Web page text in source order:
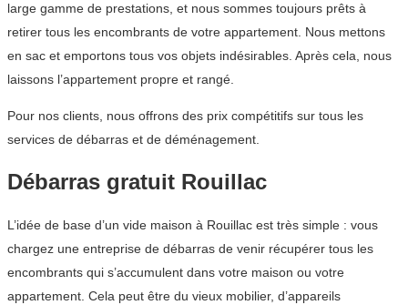
large gamme de prestations, et nous sommes toujours prêts à
retirer tous les encombrants de votre appartement. Nous mettons
en sac et emportons tous vos objets indésirables. Après cela, nous
laissons l’appartement propre et rangé.
Pour nos clients, nous offrons des prix compétitifs sur tous les
services de débarras et de déménagement.
Débarras gratuit Rouillac
L’idée de base d’un vide maison à Rouillac est très simple : vous
chargez une entreprise de débarras de venir récupérer tous les
encombrants qui s’accumulent dans votre maison ou votre
appartement. Cela peut être du vieux mobilier, d’appareils